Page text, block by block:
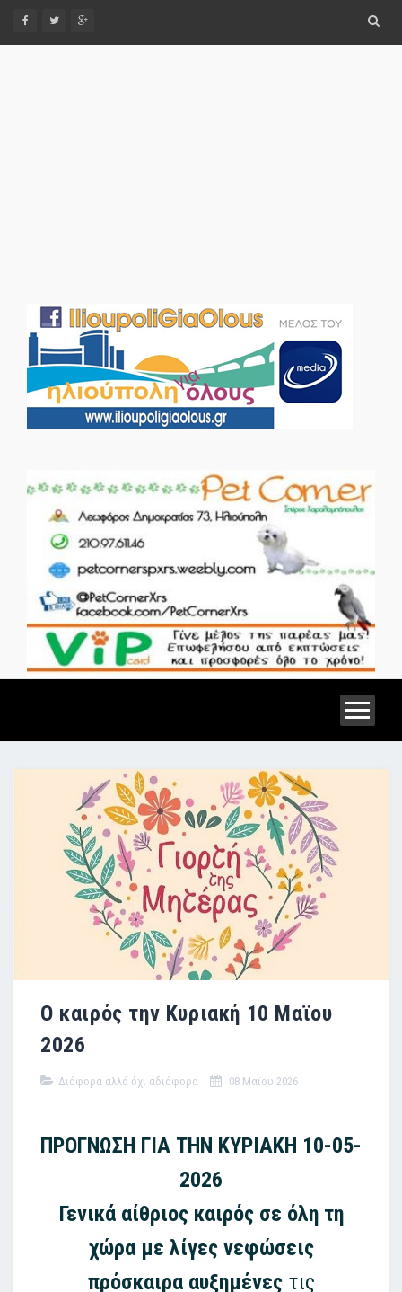
Ο καιρός την Κυριακή 10 Μαϊου
2026
Διάφορα αλλά όχι αδιάφορα 08 Μαϊου 2026
ΠΡΟΓΝΩΣΗ ΓΙΑ ΤΗΝ ΚΥΡΙΑΚΗ 10-05-
2026
Γενικά αίθριος καιρός σε όλη τη
χώρα με λίγες νεφώσεις
πρόσκαιρα αυξημένες τις